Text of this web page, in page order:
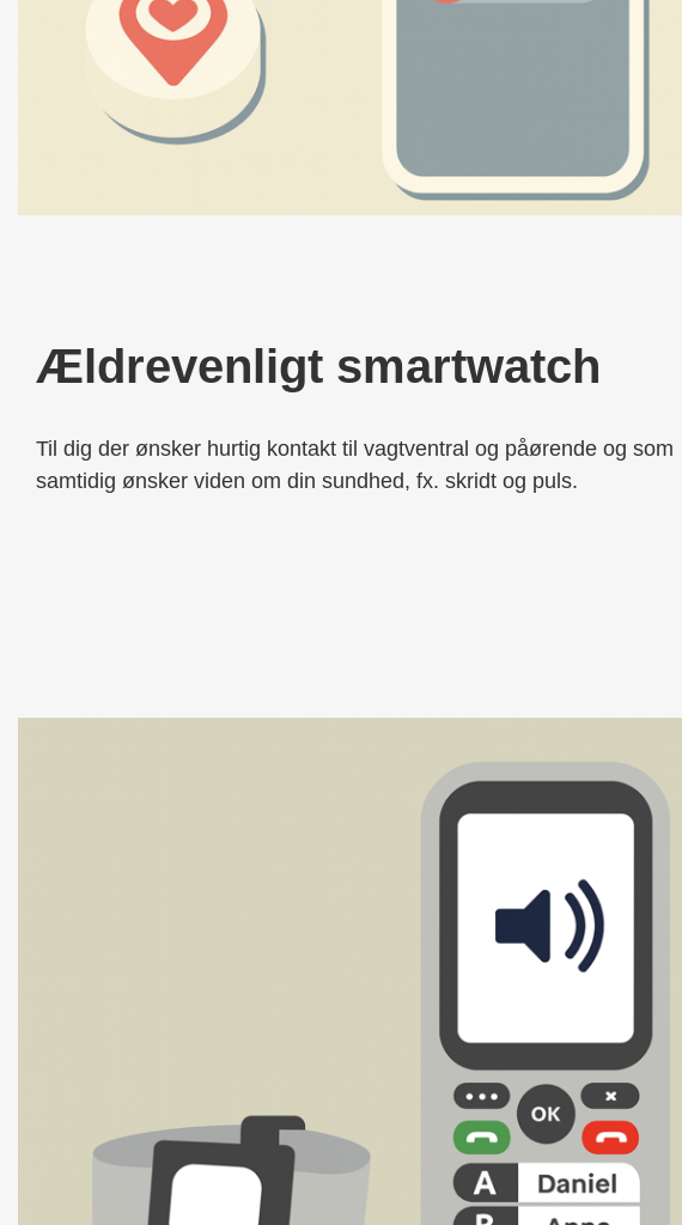
Ældrevenligt smartwatch
Til dig der ønsker hurtig kontakt til vagtventral og påørende og som
samtidig ønsker viden om din sundhed, fx. skridt og puls.